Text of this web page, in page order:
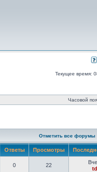
Текущее время:
Часовой
Отметить все форумы
Ответы Просмотры
0 22